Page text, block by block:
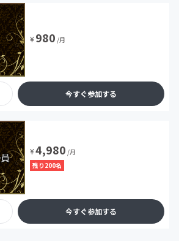
¥980 /月
今すぐ参加する
¥4,980 /月
残り200名
今すぐ参加する